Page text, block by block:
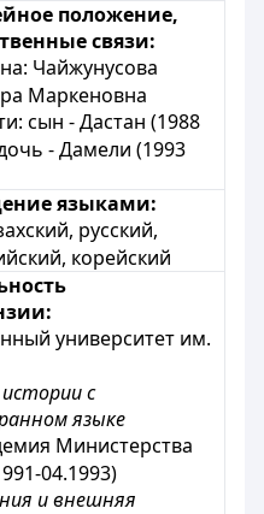
положение,
связи:
Чайжунусова
Маркеновна
сын - Дастан (1988
- Дамели (1993
языками:
русский,
корейский
университет им.
с
языке
Министерства
04.1993)
и внешняя